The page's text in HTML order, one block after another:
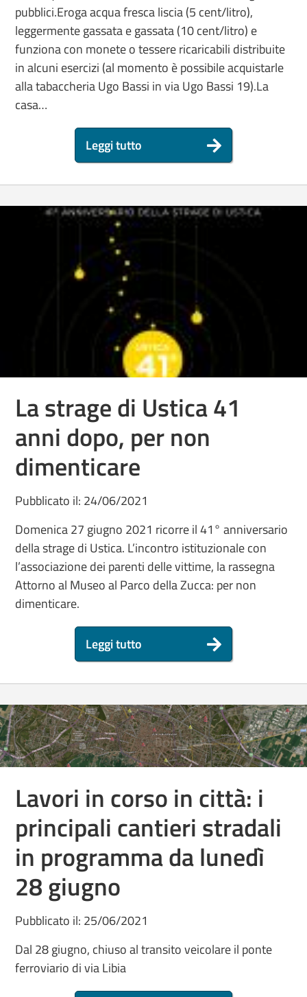
pubblici.Eroga acqua fresca liscia (5 cent/litro),
leggermente gassata e gassata (10 cent/litro) e
funziona con monete o tessere ricaricabili distribuite
in alcuni esercizi (al momento è possibile acquistarle
alla tabaccheria Ugo Bassi in via Ugo Bassi 19).La
casa…
Leggi tutto
La strage di Ustica 41
anni dopo, per non
dimenticare
Pubblicato il: 24/06/2021
Domenica 27 giugno 2021 ricorre il 41° anniversario
della strage di Ustica. L’incontro istituzionale con
l’associazione dei parenti delle vittime, la rassegna
Attorno al Museo al Parco della Zucca: per non
dimenticare.
Leggi tutto
Lavori in corso in città: i
principali cantieri stradali
in programma da lunedì
28 giugno
Pubblicato il: 25/06/2021
Dal 28 giugno, chiuso al transito veicolare il ponte
ferroviario di via Libia